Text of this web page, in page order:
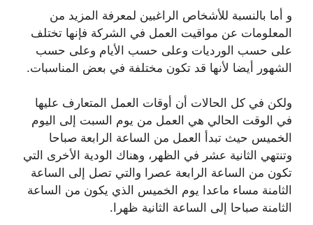
و أما بالنسبة للأشخاص الراغبين لمعرفة المزيد من
المعلومات عن مواقيت العمل في الشركة فإنها تختلف
على حسب الورديات وعلى حسب الأيام وعلى حسب
الشهور أيضا لأنها قد تكون مختلفة في بعض المناسبات.
ولكن في كل الحالات أن أوقات العمل المتعارف عليها
في الوقت الحالي هي العمل من يوم السبت إلى اليوم
الخميس حيث تبدأ العمل من الساعة الرابعة صباحا
وتنتهي الثانية عشر في الظهر، وهناك الودية الأخرى التي
تكون من الساعة الرابعة عصرا والتي تصل إلى الساعة
الثامنة مساء ماعدا يوم الخميس الذي يكون من الساعة
الثامنة صباحا إلى الساعة الثانية ظهرا.